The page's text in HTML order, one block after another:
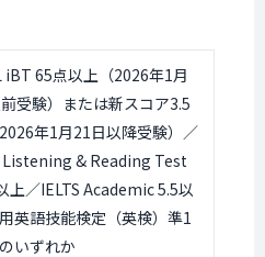
iBT 65点以上（2026年1月
受験）または新スコア3.5
年1月21日以降受験）／
Listening & Reading Test
上／IELTS Academic 5.5以
英語技能検定（英検）準1
いずれか